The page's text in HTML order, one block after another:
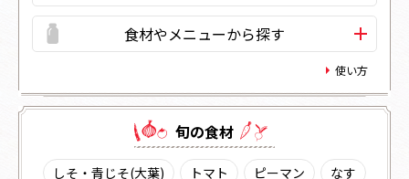
食材やメニューから探す
使い方
旬の⾷材
しそ・青じそ(大葉) トマト ピーマン
なす